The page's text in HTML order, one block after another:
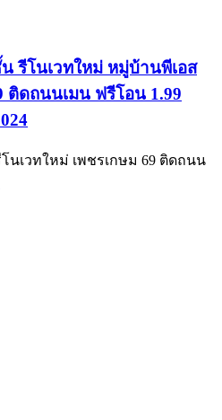
รีโนเวทใหม่ หมู่บ้านพีเอส
ติดถนนเมน ฟรีโอน 1.99
นเวทใหม่ เพชรเกษม 69 ติดถนน